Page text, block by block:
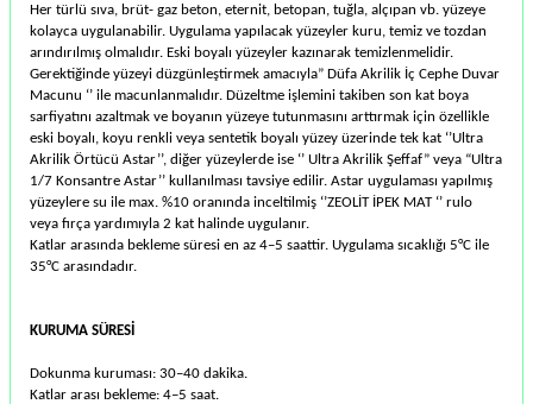
Her türlü sıva, brüt- gaz beton, eternit, betopan, tuğla, alçıpan vb. yüzeye
kolayca uygulanabilir. Uygulama yapılacak yüzeyler kuru, temiz ve tozdan
arındırılmış olmalıdır. Eski boyalı yüzeyler kazınarak temizlenmelidir.
Gerektiğinde yüzeyi düzgünleştirmek amacıyla” Düfa Akrilik İç Cephe Duvar
Macunu ‘’ ile macunlanmalıdır. Düzeltme işlemini takiben son kat boya
sarfiyatını azaltmak ve boyanın yüzeye tutunmasını arttırmak için özellikle
eski boyalı, koyu renkli veya sentetik boyalı yüzey üzerinde tek kat ‘’Ultra
Akrilik Örtücü Astar’’, diğer yüzeylerde ise ‘’ Ultra Akrilik Şeﬀaf” veya “Ultra
1/7 Konsantre Astar’’ kullanılması tavsiye edilir. Astar uygulaması yapılmış
yüzeylere su ile max. %10 oranında inceltilmiş ‘’ZEOLİT İPEK MAT ‘’ rulo
veya fırça yardımıyla 2 kat halinde uygulanır.
Katlar arasında bekleme süresi en az 4–5 saattir. Uygulama sıcaklığı 5°C ile
35°C arasındadır.
KURUMA SÜRESİ
Dokunma kuruması: 30–40 dakika.
Katlar arası bekleme: 4–5 saat.